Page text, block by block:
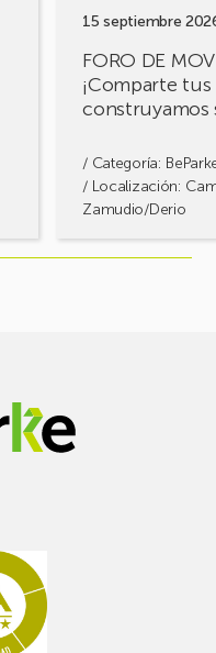
15 septiembre
FORO DE
¡Comparte
construyamos
/ Categoría:
/ Localización:
Zamudio/Derio
soluciones!